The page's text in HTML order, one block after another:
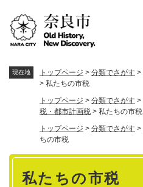
現在地 トップページ > 分類でさがす >
> 私たちの市税
トップページ > 分類でさがす >
税・都市計画税 > 私たちの市税
トップページ > 分類でさがす >
ちの市税
本
私たちの市税